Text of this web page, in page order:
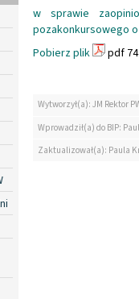
w sprawie
pozakonkursowego
Pobierz plik
pdf
Wytworzył(a): JM Rektor
Wprowadził(a) do BIP:
Zaktualizował(a): Paula